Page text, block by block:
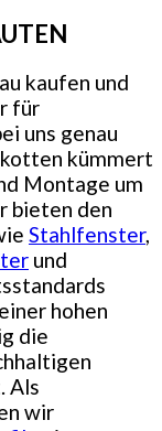
kaufen und
für
uns genau
kümmert
Montage um
bieten den
Stahlfenster,
und
hohen
die
Als
wir